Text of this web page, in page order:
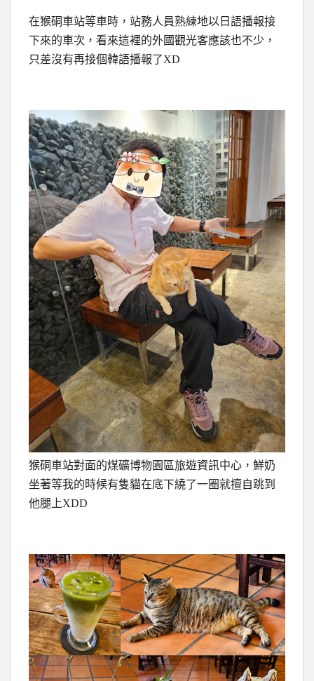
在猴硐車站等車時，站務人員熟練地以日語播報接
下來的車次，看來這裡的外國觀光客應該也不少，
只差沒有再接個韓語播報了XD
猴硐車站對面的煤礦博物園區旅遊資訊中心，鮮奶
坐著等我的時候有隻貓在底下繞了一圈就擅自跳到
他腿上XDD